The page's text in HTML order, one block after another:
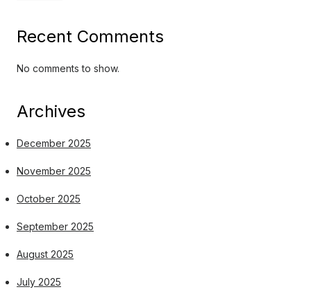
Recent Comments
No comments to show.
Archives
December 2025
November 2025
October 2025
September 2025
August 2025
July 2025